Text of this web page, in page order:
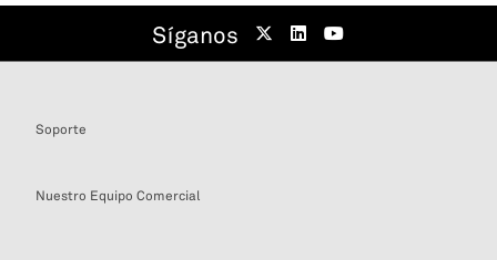
Síganos
Soporte
Nuestro Equipo Comercial